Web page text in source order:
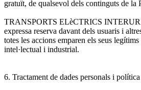
gratuït, de qualsevol dels continguts de la
TRANSPORTS ELèCTRICS
expressa reserva davant dels usuaris i
totes les accions emparen els seus
intel·lectual i industrial.
6. Tractament de dades personals i